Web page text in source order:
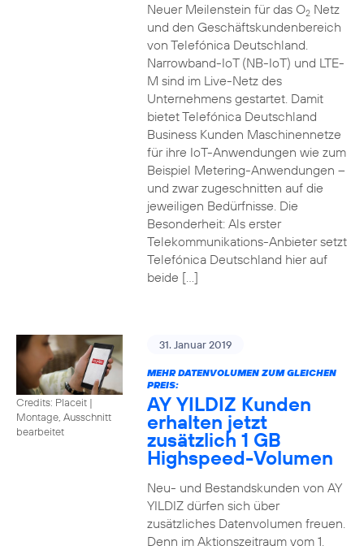
Neuer Meilenstein für das O2Netz
und den Geschäftskundenbereich
von Telefónica Deutschland.
Narrowband-IoT (NB-IoT) und LTE-
M sind im Live-Netz des
Unternehmens gestartet. Damit
bietet Telefónica Deutschland
Business Kunden Maschinennetze
für ihre IoT-Anwendungen wie zum
Beispiel Metering-Anwendungen –
und zwar zugeschnitten auf die
jeweiligen Bedürfnisse. Die
Besonderheit: Als erster
Telekommunikations-Anbieter setzt
Telefónica Deutschland hier auf
beide […]
Credits: Placeit |
Montage, Ausschnitt
bearbeitet
31. Januar 2019
MEHR DATENVOLUMEN ZUM GLEICHEN
PREIS:
AY YILDIZ Kunden
erhalten jetzt
zusätzlich 1 GB
Highspeed-Volumen
Neu- und Bestandskunden von AY
YILDIZ dürfen sich über
zusätzliches Datenvolumen freuen.
Denn im Aktionszeitraum vom 1.